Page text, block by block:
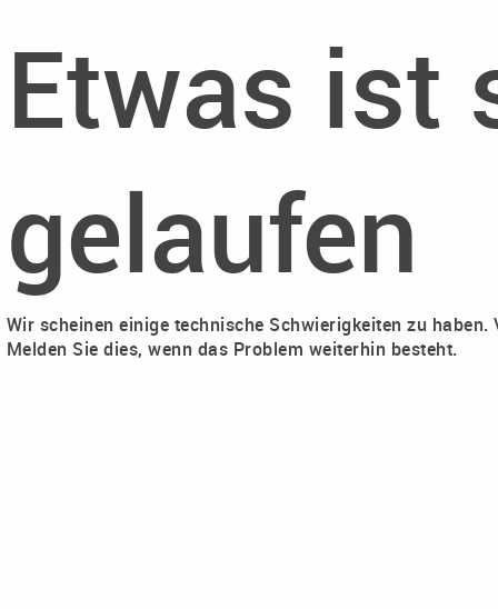
Etwas ist
gelaufen
Wir scheinen einige technische Schwierigkeiten zu haben.
Melden Sie dies, wenn das Problem weiterhin besteht.